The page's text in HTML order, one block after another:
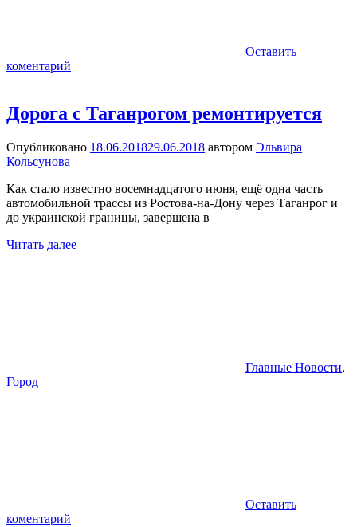
Оставить
коментарий
Дорога с Таганрогом ремонтируется
Опубликовано 18.06.201829.06.2018 автором Эльвира
Кольсунова
Как стало известно восемнадцатого июня, ещё одна часть
автомобильной трассы из Ростова-на-Дону через Таганрог и
до украинской границы, завершена в
Читать далее
Главные Новости,
Город
Оставить
коментарий